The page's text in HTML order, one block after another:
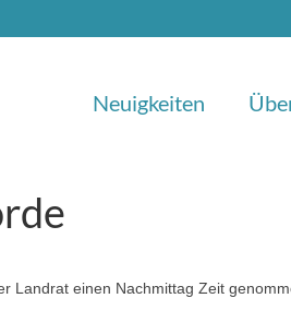
Neuigkeiten
Landrat einen Nachmittag Zeit